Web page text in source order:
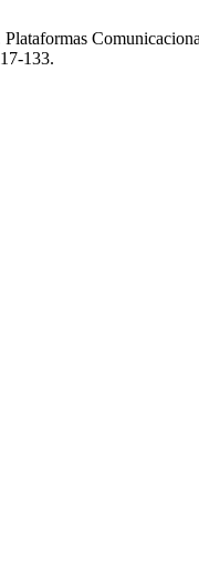
133.